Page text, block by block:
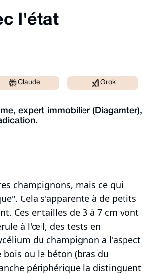
l'état
Claude Grok
expert immobilier (Diagamter),
champignons, mais ce qui
Cela s'apparente à de petits
Ces entailles de 3 à 7 cm vont
à l'œil, des tests en
du champignon a l'aspect
ou le béton (bras du
périphérique la distinguent